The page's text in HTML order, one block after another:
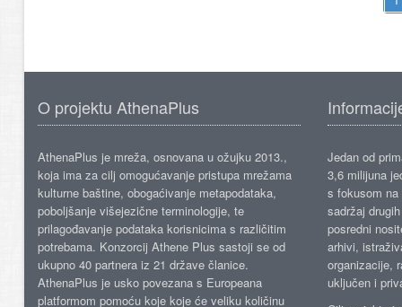
O projektu AthenaPlus
AthenaPlus je mreža, osnovana u ožujku 2013.,
koja ima za cilj omogućavanje pristupa mrežama
kulturne baštine, obogaćivanje metapodataka,
poboljšanje višejezične terminologije, te
prilagođavanje podataka korisnicima s različitim
potrebama. Konzorcij Athene Plus sastoji se od
ukupno 40 partnera iz 21 države članice.
AthenaPlus je usko povezana s Europeana
platformom pomoću koje koje će veliku količinu
Jedan od
3,6 milijuna
s fokusom
sadržaj
posredni
arhivi,
organizacije,
uključen i